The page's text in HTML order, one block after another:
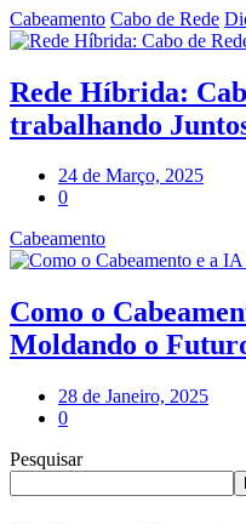
Cabeamento Cabo de Rede
Rede Híbrida:
trabalhando
24 de Março, 2025
0
Cabeamento
Como o
Moldando o
28 de Janeiro, 2025
0
Pesquisar